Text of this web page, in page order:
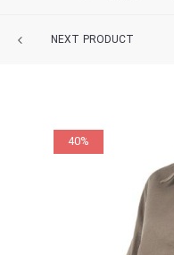
NEXT PRODUCT
40%